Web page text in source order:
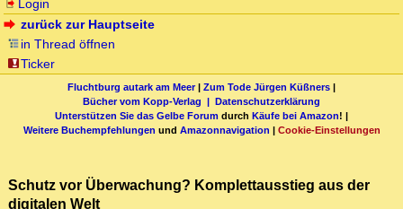
Login
zurück zur Hauptseite
in Thread öffnen
Ticker
Fluchtburg autark am Meer| Zum Tode Jürgen Küßners |
Bücher vom Kopp-Verlag | Datenschutzerklärung
Unterstützen Sie das Gelbe Forum durch Käufe bei Amazon! |
Weitere Buchempfehlungen und Amazonnavigation | Cookie-Einstellungen
Schutz vor Überwachung? Komplettausstieg aus der
digitalen Welt